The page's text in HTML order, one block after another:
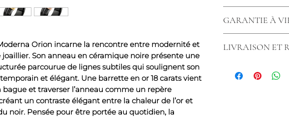
Orion incarne la rencontre entre modernité et
joaillier. Son anneau en céramique noire présente une
parcourue de lignes subtiles qui soulignent son
et élégant. Une barrette en or 18 carats vient
et traverser l’anneau comme un repère
un contraste élégant entre la chaleur de l’or et
noir. Pensée pour être portée au quotidien, la
luminescent,
Barrette or jaune,
750/000.
rayures.*)
GARANTIE À
bénéficient d'une
tenons à
s'applique pas
LIVRAISON ET
commande